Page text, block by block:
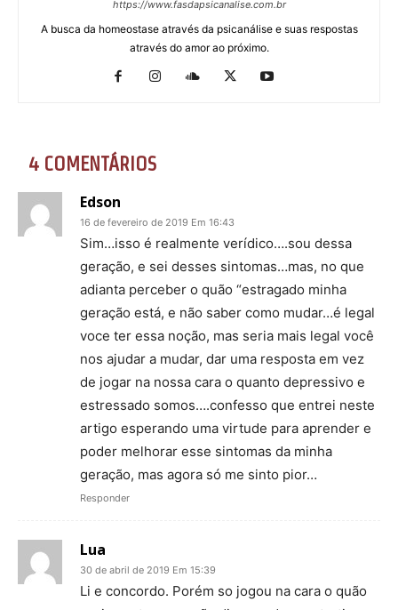
https://www.fasdapsicanalise.com.br
A busca da homeostase através da psicanálise e suas respostas
através do amor ao próximo.
4 COMENTÁRIOS
Edson
16 de fevereiro de 2019 Em 16:43
Sim…isso é realmente verídico….sou dessa
geração, e sei desses sintomas…mas, no que
adianta perceber o quão “estragado minha
geração está, e não saber como mudar…é legal
voce ter essa noção, mas seria mais legal você
nos ajudar a mudar, dar uma resposta em vez
de jogar na nossa cara o quanto depressivo e
estressado somos….confesso que entrei neste
artigo esperando uma virtude para aprender e
poder melhorar esse sintomas da minha
geração, mas agora só me sinto pior…
Responder
Lua
30 de abril de 2019 Em 15:39
Li e concordo. Porém so jogou na cara o quão